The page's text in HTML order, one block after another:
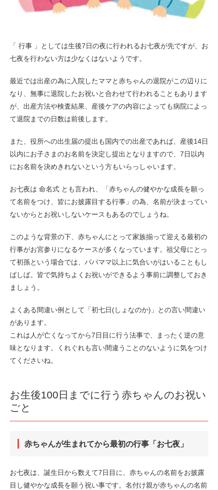
「 行事 」としては生後7日の夜に行われるお七夜が先ですが、お
七夜を行わない方は少なくはないようです。
最近では出産の為に入院したママと赤ちゃんの退院がこの辺りに
なり、無事に退院したお祝いと合わせて行われることもあります
が、出産方法や検査結果、産後ケアの内容によっても病院によっ
て退院までの日数は前後します。
また、役所への出生届の提出も国内での出産であれば、産後14日
以内にお子さまのお名前を決定し提出となりますので、7日以内
にお名前を決めきれないという方もいらっしゃいます。
お七夜は 命名式 とも言われ、「赤ちゃんの健やかな成長を願っ
て名前をつけ、皆にお披露目する行事」の為、名前が決まってい
ないからとお祝いしないケースもあるのでしょうね。
このような背景の下、赤ちゃんにとって家族揃って迎える最初の
行事がお宮参りになるケースが多くなっています。祖父母にとっ
て初孫という場合では、パパママ以上に気合いがはいることもし
ばしば。皆で気持ちよくお祝いができるよう事前に調整しておき
ましょう。
よくある間違い例として「初七日(しょなのか)」との言い間違い
があります。
これは人が亡くなってから7日目に行う法事で、まったく逆の意
味となります。くれぐれも言い間違うことのないように気をつけ
てくださいね。
お生後100日までに行う赤ちゃんのお祝い
ごと
赤ちゃんが生まれてから最初の行事「お七夜」
お七夜は、誕生日から数えて7日目に、赤ちゃんの名前をお披露
目し健やかな成長を願う祝い事です。名付け親が赤ちゃんの名前